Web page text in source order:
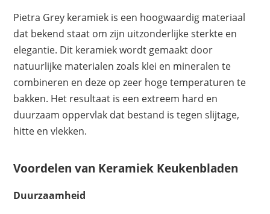
Pietra Grey keramiek is een hoogwaardig materiaal
dat bekend staat om zijn uitzonderlijke sterkte en
elegantie. Dit keramiek wordt gemaakt door
natuurlijke materialen zoals klei en mineralen te
combineren en deze op zeer hoge temperaturen te
bakken. Het resultaat is een extreem hard en
duurzaam oppervlak dat bestand is tegen slijtage,
hitte en vlekken.
Voordelen van Keramiek Keukenbladen
Duurzaamheid